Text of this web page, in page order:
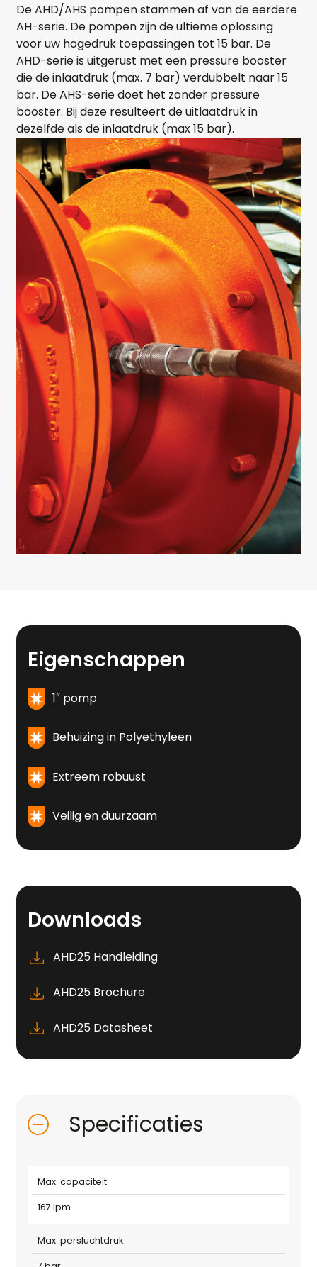
De AHD/AHS pompen stammen af van de eerdere
AH-serie. De pompen zijn de ultieme oplossing
voor uw hogedruk toepassingen tot 15 bar. De
AHD-serie is uitgerust met een pressure booster
die de inlaatdruk (max. 7 bar) verdubbelt naar 15
bar. De AHS-serie doet het zonder pressure
booster. Bij deze resulteert de uitlaatdruk in
dezelfde als de inlaatdruk (max 15 bar).
Eigenschappen
1″ pomp
Behuizing in Polyethyleen
Extreem robuust
Veilig en duurzaam
Downloads
AHD25 Handleiding
AHD25 Brochure
AHD25 Datasheet
Specificaties
Max. capaciteit
167 lpm
Max. persluchtdruk